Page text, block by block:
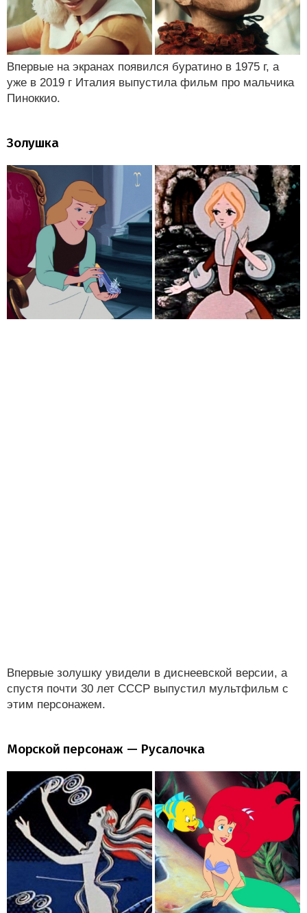
Впервые на экранах появился буратино в 1975 г, а
уже в 2019 г Италия выпустила фильм про мальчика
Пиноккио.
Золушка
Впервые золушку увидели в диснеевской версии, а
спустя почти 30 лет СССР выпустил мультфильм с
этим персонажем.
Морской персонаж — Русалочка